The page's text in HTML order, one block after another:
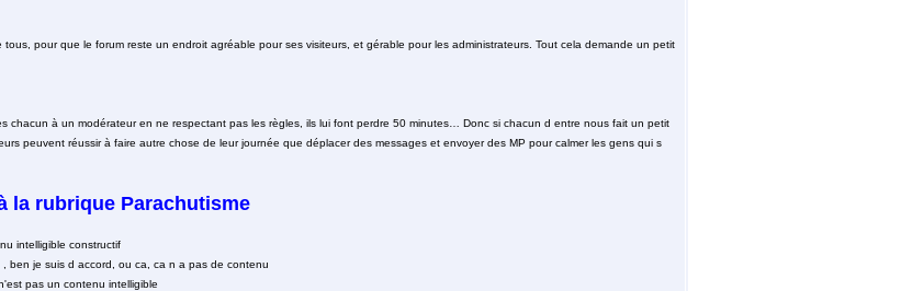
pour que le forum reste un endroit agréable pour ses visiteurs, et gérable pour les administrateurs. Tout cela demande un petit
chacun à un modérateur en ne respectant pas les règles, ils lui font perdre 50 minutes… Donc si chacun d entre nous fait un petit
peuvent réussir à faire autre chose de leur journée que déplacer des messages et envoyer des MP pour calmer les gens qui s
la rubrique Parachutisme
intelligible constructif
ben je suis d accord, ou ca, ca n a pas de contenu
pas un contenu intelligible